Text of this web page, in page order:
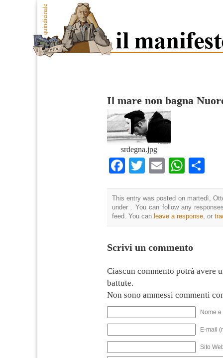
Il mare non bagna
srdegna.jpg
Facebook
TwitterEmail
This entry was posted on martedì,
under . You can follow any
feed. You can leave a response , or
Scrivi un commento
Ciascun commento potrà avere
battute.
Non sono ammessi commenti
Nome
E-mail
Sito